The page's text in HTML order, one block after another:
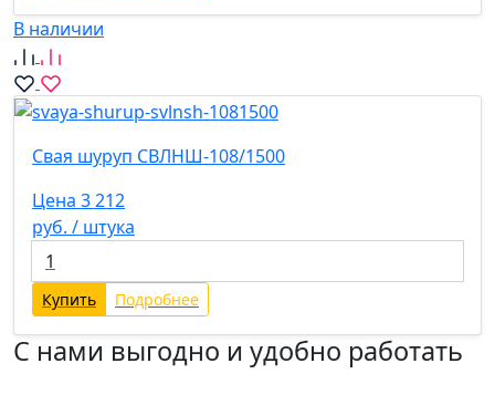
В наличии
Свая шуруп СВЛНШ-108/1500
Цена 3 212
руб. / штука
Купить Подробнее
С нами выгодно и удобно работать